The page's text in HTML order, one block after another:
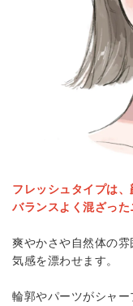
フレッシュタイプは
バランスよく混ざった
爽やかさや自然体の
気感を漂わせます。
輪郭やパーツがシャー